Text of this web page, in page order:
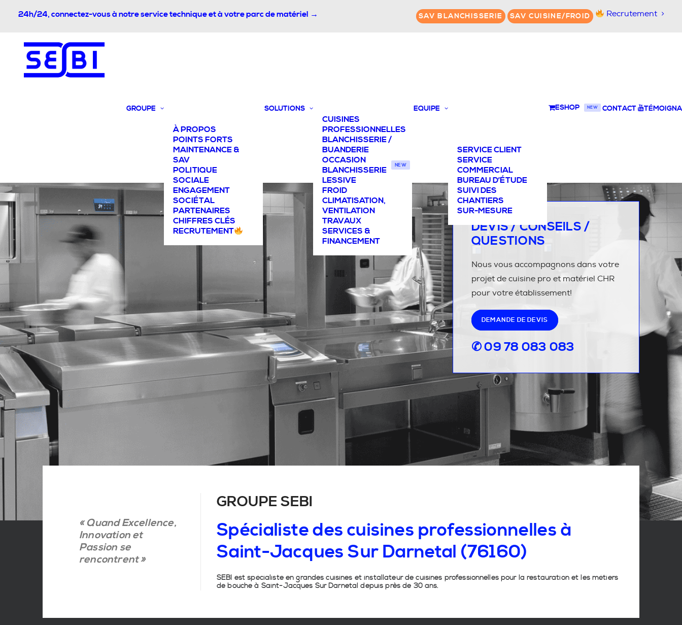
24h/24, connectez-vous à notre service technique et à votre parc de matériel → SAV BLANCHISSERIE SAV CUISINE/FROID Recrutement
GROUPE
À PROPOS
POINTS FORTS
MAINTENANCE &
SAV
POLITIQUE
SOCIALE
ENGAGEMENT
SOCIÉTAL
PARTENAIRES
CHIFFRES CLÉS
RECRUTEMENT
SOLUTIONS
CUISINES
PROFESSIONNELLES
BLANCHISSERIE /
BUANDERIE
OCCASION
BLANCHISSERIE
NEW
LESSIVE
FROID
CLIMATISATION,
VENTILATION
TRAVAUX
SERVICES &
FINANCEMENT
EQUIPE
SERVICE CLIENT
SERVICE
COMMERCIAL
BUREAU D’ÉTUDE
SUIVI DES
CHANTIERS
SUR-MESURE
ESHOP NEW CONTACT
DEVIS / CONSEILS /
QUESTIONS
Nous vous accompagnons dans votre
projet de cuisine pro et matériel CHR
pour votre établissement!
DEMANDE DE DEVIS
✆ 09 78 083 083
« Quand Excellence,
Innovation et
Passion se
rencontrent »
GROUPE SEBI
Spécialistedes cuisines professionnelles à
Saint-Jacques Sur Darnetal (76160)
SEBI est spécialiste en grandes cuisines et installateur de cuisines professionnelles pour la restauration et les métiers
de bouche à Saint-Jacques Sur Darnetal depuis près de 30 ans.